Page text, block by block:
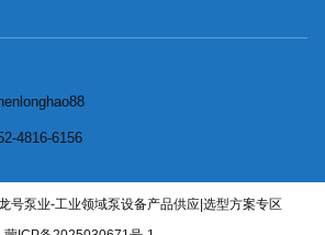
4816-6156
号泵业-工业领域泵设备产品供应|选型方案专区